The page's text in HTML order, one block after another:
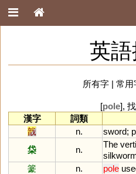
英
所有字| 常用
[pole],
漢字
詞類
戠
n. sword;
柋
n.
The
籇
n. pole